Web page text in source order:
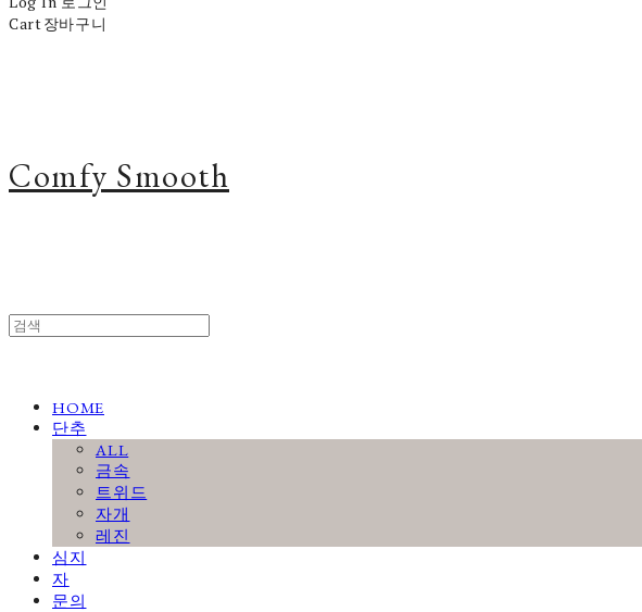
Cart장바구니
Comfy Smooth
HOME
단추
ALL
금속
트위드
자개
레진
심지
자
문의